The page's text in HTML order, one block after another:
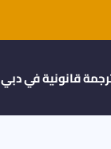
قانونية في دبي